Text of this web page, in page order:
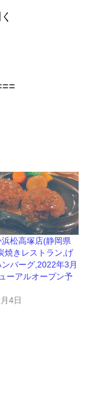
浜松高塚店(静岡県
焼きレストラン,げ
バーグ,2022年3月
ーアルオープン予
4日